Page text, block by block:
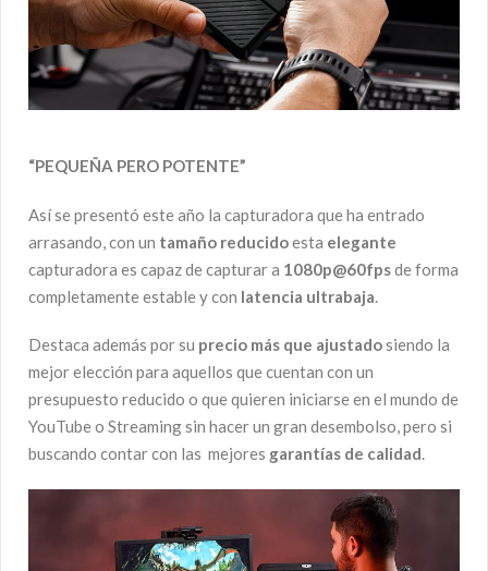
“PEQUEÑA PERO POTENTE”
Así se presentó este año la capturadora que ha entrado
arrasando, con un tamaño reducidoesta elegante
capturadora es capaz de capturar a 1080p@60fpsde forma
completamente estable y con latencia ultrabaja
Destaca además por su precio más que ajustadosiendo la
mejor elección para aquellos que cuentan con un
presupuesto reducido o que quieren iniciarse en el mundo de
YouTube o Streaming sin hacer un gran desembolso, pero si
buscando contar con las mejores garantías de calidad.